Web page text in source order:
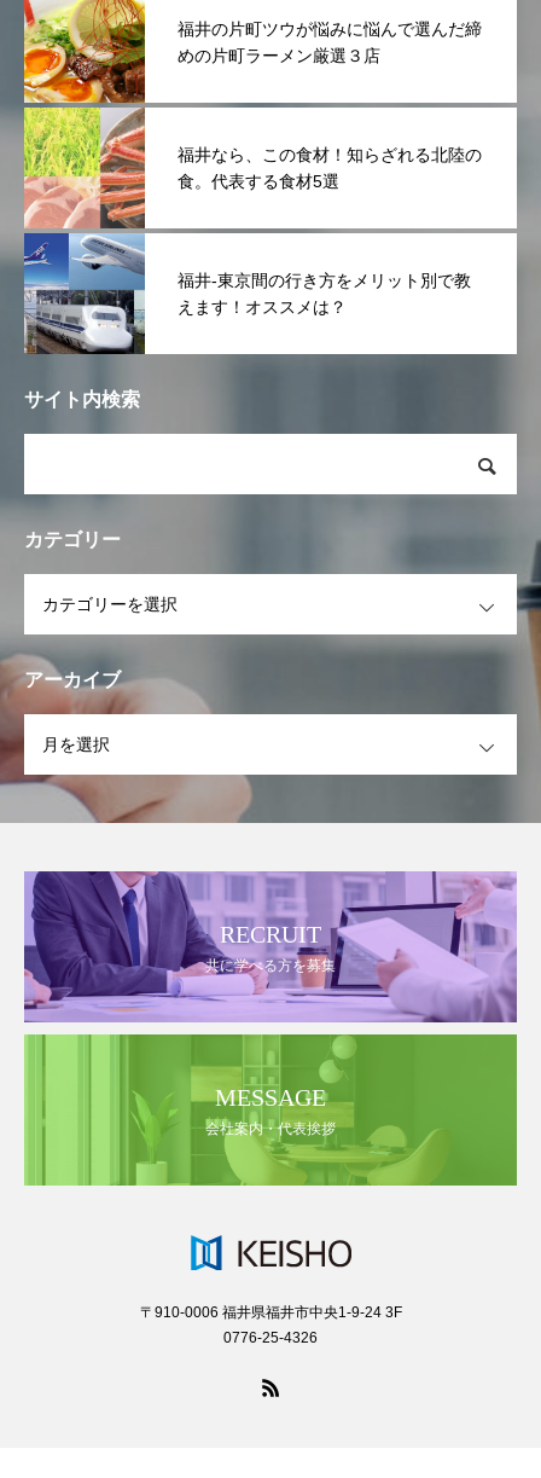
福井の片町ツウが悩みに悩んで選んだ締
めの片町ラーメン厳選３店
福井なら、この食材！知らざれる北陸の
食。代表する食材5選
福井-東京間の行き方をメリット別で教
えます！オススメは？
サイト内検索
カテゴリー
アーカイブ
RECRUIT
共に学べる方を募集
MESSAGE
会社案内・代表挨拶
〒910-0006 福井県福井市中央1-9-24 3F
0776-25-4326